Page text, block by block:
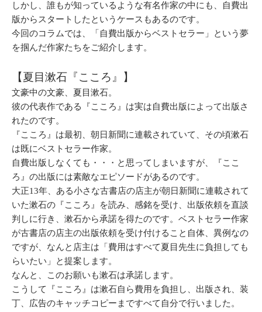
しかし、誰もが知っているような有名作家の中にも、自費出
版からスタートしたというケースもあるのです。
今回のコラムでは、「自費出版からベストセラー」という夢
を掴んだ作家たちをご紹介します。
【夏目漱石『こころ』】
文豪中の文豪、夏目漱石。
彼の代表作である『こころ』は実は自費出版によって出版さ
れたのです。
『こころ』は最初、朝日新聞に連載されていて、その頃漱石
は既にベストセラー作家。
自費出版しなくても・・・と思ってしまいますが、『ここ
ろ』の出版には素敵なエピソードがあるのです。
大正13年、ある小さな古書店の店主が朝日新聞に連載されて
いた漱石の『こころ』を読み、感銘を受け、出版依頼を直談
判しに行き、漱石から承諾を得たのです。ベストセラー作家
が古書店の店主の出版依頼を受け付けること自体、異例なの
ですが、なんと店主は「費用はすべて夏目先生に負担しても
らいたい」と提案します。
なんと、このお願いも漱石は承諾します。
こうして『こころ』は漱石自ら費用を負担し、出版され、装
丁、広告のキャッチコピーまですべて自分で行いました。